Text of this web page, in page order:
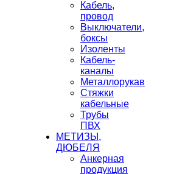
Кабель,
провод
Выключатели,
боксы
Изоленты
Кабель-
каналы
Металлорукав
Стяжки
кабельные
Трубы
ПВХ
МЕТИЗЫ,
ДЮБЕЛЯ
Анкерная
продукция